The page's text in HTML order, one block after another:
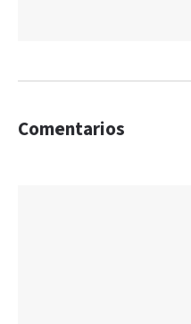
Comentarios